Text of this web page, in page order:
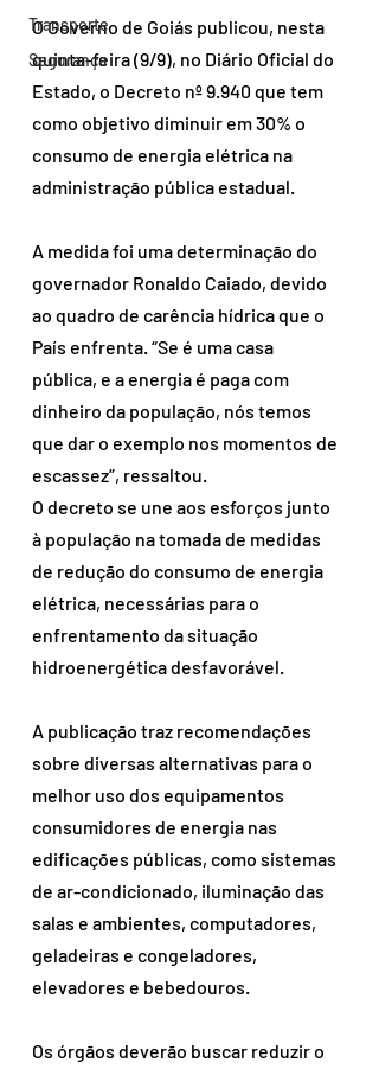
Transporte
Segurança
O Governo de Goiás publicou, nesta
quinta-feira (9/9), no Diário Oficial do
Estado, o Decreto nº 9.940 que tem
como objetivo diminuir em 30% o
consumo de energia elétrica na
administração pública estadual.
A medida foi uma determinação do
governador Ronaldo Caiado, devido
ao quadro de carência hídrica que o
País enfrenta. “Se é uma casa
pública, e a energia é paga com
dinheiro da população, nós temos
que dar o exemplo nos momentos de
escassez”, ressaltou.
O decreto se une aos esforços junto
à população na tomada de medidas
de redução do consumo de energia
elétrica, necessárias para o
enfrentamento da situação
hidroenergética desfavorável.
A publicação traz recomendações
sobre diversas alternativas para o
melhor uso dos equipamentos
consumidores de energia nas
edificações públicas, como sistemas
de ar-condicionado, iluminação das
salas e ambientes, computadores,
geladeiras e congeladores,
elevadores e bebedouros.
Os órgãos deverão buscar reduzir o